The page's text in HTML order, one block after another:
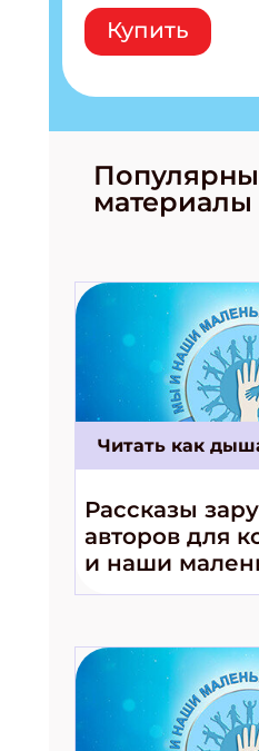
Купить
материалы
Читать как
Рассказы
авторов для
и наши
волшебники!»